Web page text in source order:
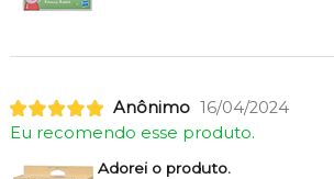
Anônimo 16/04/2024
Eu recomendo esse produto.
Adorei o produto.